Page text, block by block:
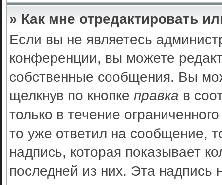
» Как мне отредактировать
Если вы не являетесь
конференции, вы можете
собственные сообщения. Вы
щелкнув по кнопке правка в
только в течение
то уже ответил на сообщение,
надпись, которая показывает
последней из них. Эта надпись